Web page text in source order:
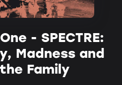
- SPECTRE:
Madness and
the Family